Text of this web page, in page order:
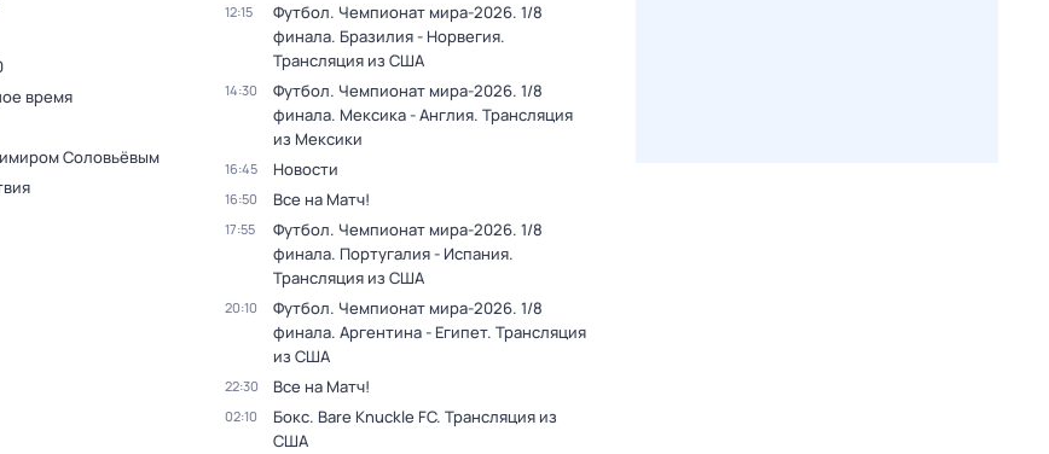
время
Соловьёвым
12:15
Футбол. Чемпионат мира-2026. 1/8
финала. Бразилия - Норвегия.
Трансляция из США
14:30
Футбол. Чемпионат мира-2026. 1/8
финала. Мексика - Англия. Трансляция
из Мексики
16:45 Новости
16:50 Все на Матч!
17:55
Футбол. Чемпионат мира-2026. 1/8
финала. Португалия - Испания.
Трансляция из США
20:10
Футбол. Чемпионат мира-2026. 1/8
финала. Аргентина - Египет. Трансляция
из США
22:30 Все на Матч!
02:10
Бокс. Bare Knuckle FC. Трансляция из
США